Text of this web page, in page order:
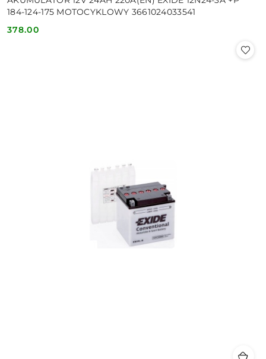
184-124-175 MOTOCYKLOWY 3661024033541
Cena:
378.00